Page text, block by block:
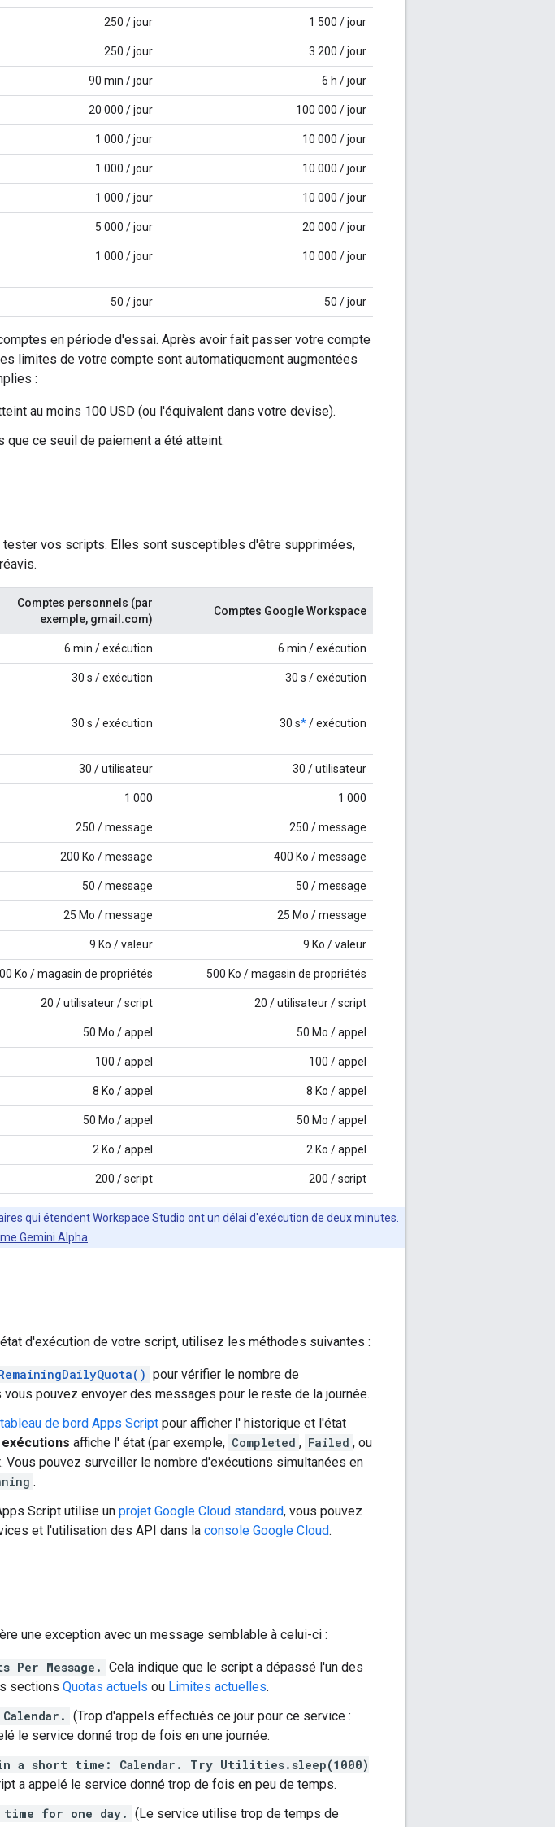
250 / jour 1 500 / jour
250 / jour 3 200 / jour
90 min / jour 6 h / jour
20 000 / jour 100 000 / jour
1 000 / jour 10 000 / jour
1 000 / jour 10 000 / jour
1 000 / jour 10 000 / jour
5 000 / jour 20 000 / jour
1 000 / jour 10 000 / jour
50 / jour 50 / jour
en période d'essai. Après avoir fait passer votre compte
limites de votre compte sont automatiquement augmentées
:
au moins 100 USD (ou l'équivalent dans votre devise).
ce seuil de paiement a été atteint.
vos scripts. Elles sont susceptibles d'être supprimées,
Comptes personnels (par
exemple, gmail.com)
Comptes Google Workspace
6 min / exécution 6 min / exécution
30 s / exécution 30 s / exécution
30 s / exécution 30 s*/ exécution
30 / utilisateur 30 / utilisateur
1 000 1 000
250 / message 250 / message
200 Ko / message 400 Ko / message
50 / message 50 / message
25 Mo / message 25 Mo / message
9 Ko / valeur 9 Ko / valeur
Ko / magasin de propriétés 500 Ko / magasin de propriétés
20 / utilisateur / script 20 / utilisateur / script
50 Mo / appel 50 Mo / appel
100 / appel 100 / appel
8 Ko / appel 8 Ko / appel
50 Mo / appel 50 Mo / appel
2 Ko / appel 2 Ko / appel
200 / script 200 / script
qui étendent Workspace Studio ont un délai d'exécution de deux minutes.
Gemini Alpha
d'exécution de votre script, utilisez les méthodes suivantes :
pour vérifier le nombre de
pouvez envoyer des messages pour le reste de la journée.
tableau de bord Apps Script pour afficher l' historique et l'état
affiche l' état (par exemple, Completed , Failed , ou
Vous pouvez surveiller le nombre d'exécutions simultanées en
.
Script utilise un projet Google Cloud standard, vous pouvez
et l'utilisation des API dans la console Google Cloud.
une exception avec un message semblable à celui-ci :
Per Message. Cela indique que le script a dépassé l'un des
sections Quotas actuels ou Limites actuelles.
(Trop d'appels effectués ce jour pour ce service :
le service donné trop de fois en une journée.
a short time: Calendar. Try Utilities.sleep(1000)
a appelé le service donné trop de fois en peu de temps.
time for one day. (Le service utilise trop de temps de